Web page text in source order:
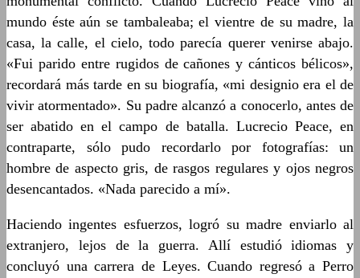
mundo éste aún se tambaleaba; el vientre de su madre, la
casa, la calle, el cielo, todo parecía querer venirse abajo.
«Fui parido entre rugidos de cañones y cánticos bélicos»,
recordará más tarde en su biografía, «mi designio era el de
vivir atormentado». Su padre alcanzó a conocerlo, antes de
ser abatido en el campo de batalla. Lucrecio Peace, en
contraparte, sólo pudo recordarlo por fotografías: un
hombre de aspecto gris, de rasgos regulares y ojos negros
desencantados. «Nada parecido a mí».
Haciendo ingentes esfuerzos, logró su madre enviarlo al
extranjero, lejos de la guerra. Allí estudió idiomas y
concluyó una carrera de Leyes. Cuando regresó a Perro